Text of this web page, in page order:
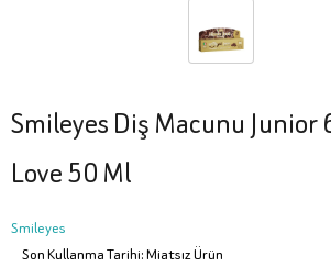
Smileyes Diş Macunu Junior
Love 50 Ml
Smileyes
Son Kullanma Tarihi: Miatsız Ürün